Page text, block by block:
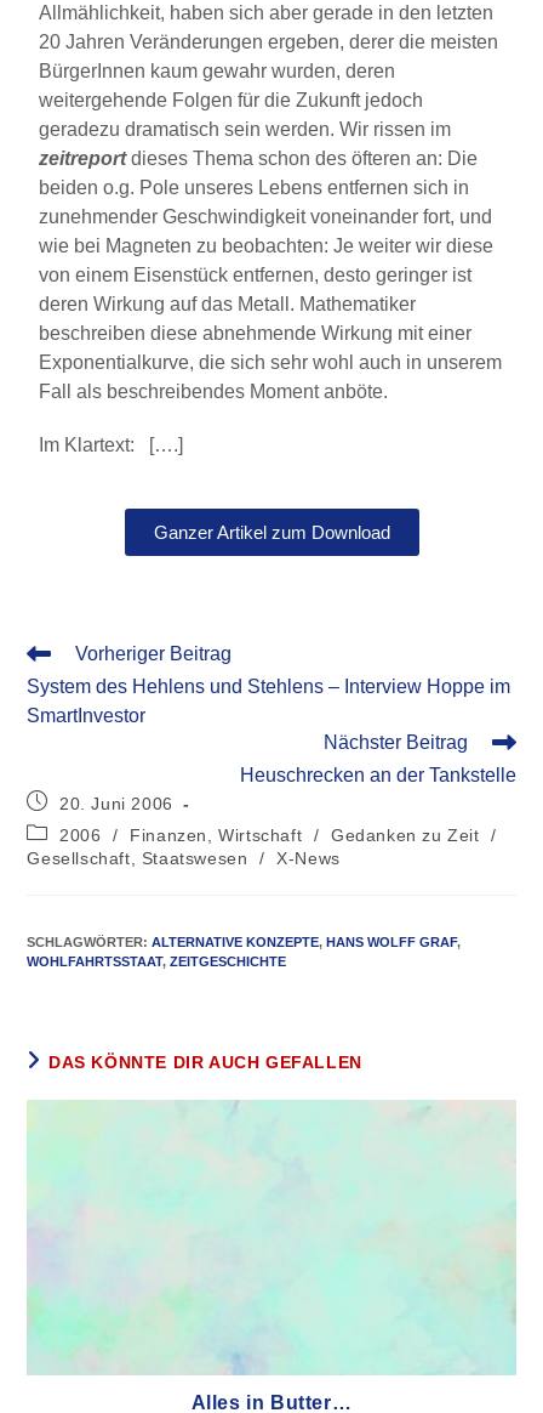
Allmählichkeit, haben sich aber gerade in den letzten
20 Jahren Veränderungen ergeben, derer die meisten
BürgerInnen kaum gewahr wurden, deren
weitergehende Folgen für die Zukunft jedoch
geradezu dramatisch sein werden. Wir rissen im
zeitreportdieses Thema schon des öfteren an: Die
beiden o.g. Pole unseres Lebens entfernen sich in
zunehmender Geschwindigkeit voneinander fort, und
wie bei Magneten zu beobachten: Je weiter wir diese
von einem Eisenstück entfernen, desto geringer ist
deren Wirkung auf das Metall. Mathematiker
beschreiben diese abnehmende Wirkung mit einer
Exponentialkurve, die sich sehr wohl auch in unserem
Fall als beschreibendes Moment anböte.
Im Klartext: [….]
Ganzer Artikel zum Download
Vorheriger Beitrag
System des Hehlens und Stehlens – Interview Hoppe im
SmartInvestor
Nächster Beitrag
Heuschrecken an der Tankstelle
20. Juni 2006
2006
/ Finanzen, Wirtschaft / Gedanken zu Zeit
/
Gesellschaft, Staatswesen
/ X-News
SCHLAGWÖRTER:ALTERNATIVE KONZEPTE, HANS WOLFF GRAF,
WOHLFAHRTSSTAAT, ZEITGESCHICHTE
DAS KÖNNTE DIR AUCH GEFALLEN
Alles in Butter…